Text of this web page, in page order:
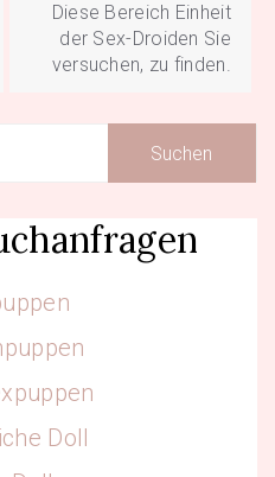
Diese Bereich Einheit
der Sex-Droiden Sie
versuchen, zu finden.
Doll